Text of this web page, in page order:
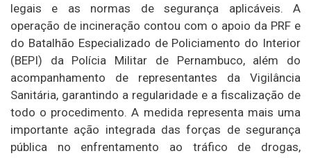
legais e as normas de segurança aplicáveis. A
operação de incineração contou com o apoio da PRF e
do Batalhão Especializado de Policiamento do Interior
(BEPI) da Polícia Militar de Pernambuco, além do
acompanhamento de representantes da Vigilância
Sanitária, garantindo a regularidade e a fiscalização de
todo o procedimento. A medida representa mais uma
importante ação integrada das forças de segurança
pública no enfrentamento ao tráfico de drogas,